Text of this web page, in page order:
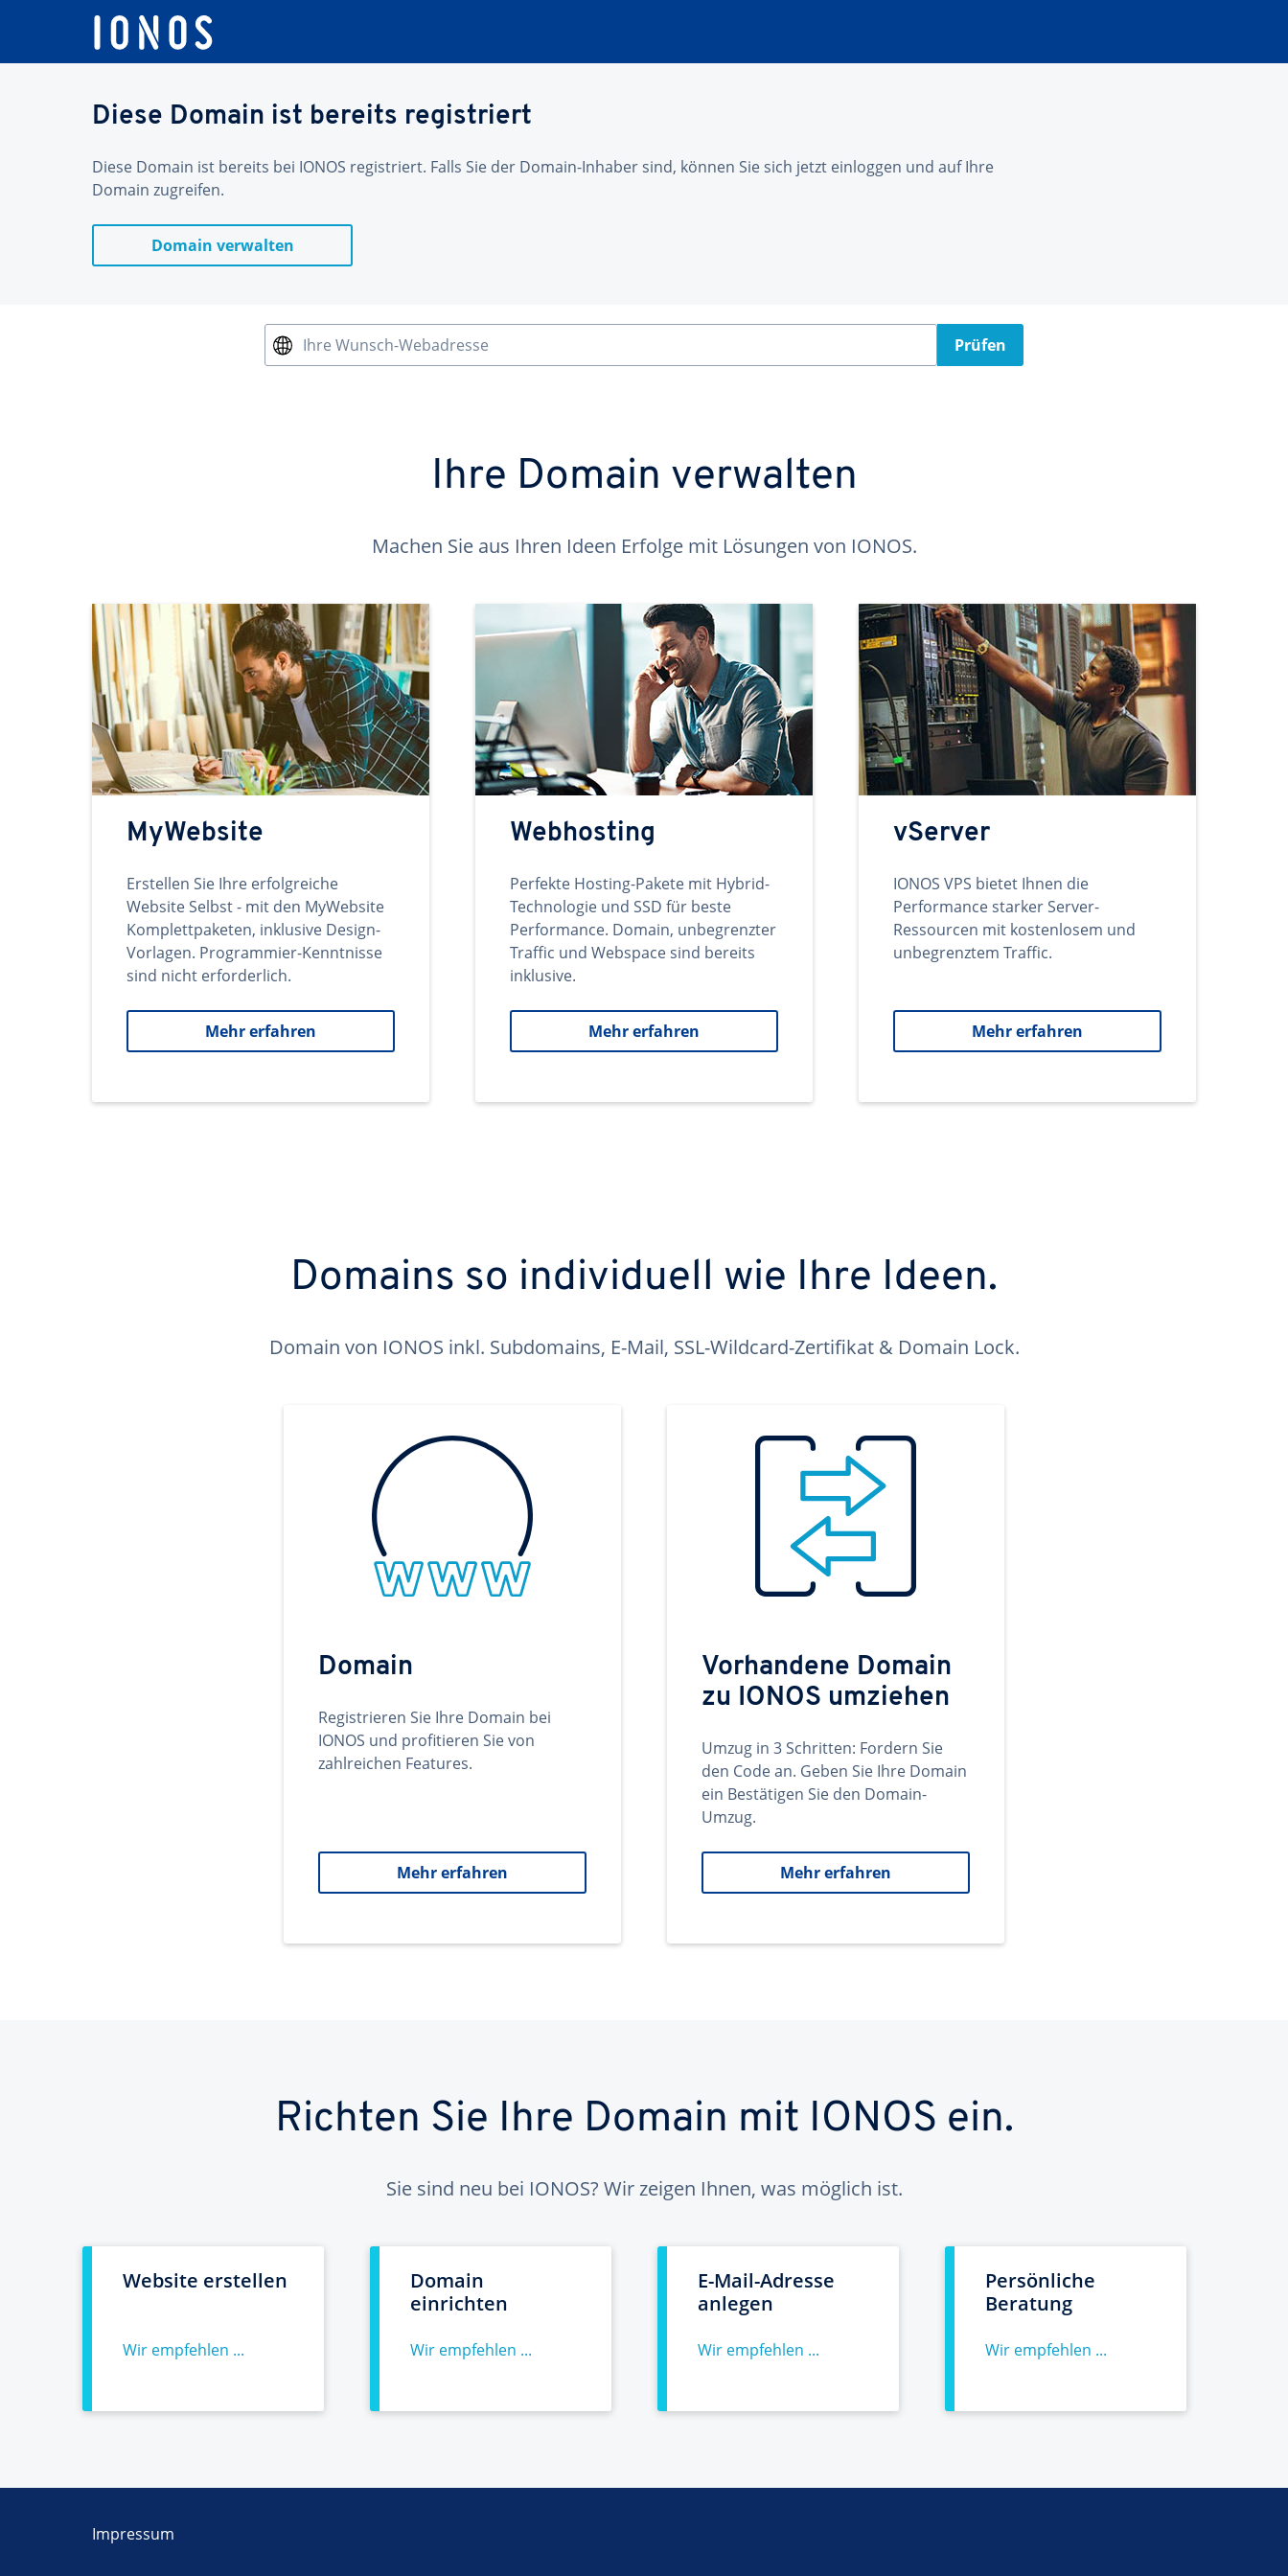
Diese Domain ist bereits registriert
Diese Domain ist bereits bei IONOS registriert. Falls Sie der Domain-Inhaber sind, können Sie sich jetzt einloggen und auf Ihre
Domain zugreifen.
Domain verwalten
Ihre Wunsch-Webadresse Prüfen
Ihre Domain verwalten
Machen Sie aus Ihren Ideen Erfolge mit Lösungen von IONOS.
MyWebsite
Erstellen Sie Ihre erfolgreiche
Website Selbst - mit den MyWebsite
Komplettpaketen, inklusive Design-
Vorlagen. Programmier-Kenntnisse
sind nicht erforderlich.
Mehr erfahren
Webhosting
Perfekte Hosting-Pakete mit Hybrid-
Technologie und SSD für beste
Performance. Domain, unbegrenzter
Traffic und Webspace sind bereits
inklusive.
Mehr erfahren
vServer
IONOS VPS bietet Ihnen die
Performance starker Server-
Ressourcen mit kostenlosem und
unbegrenztem Traffic.
Mehr erfahren
Domains so individuell wie Ihre Ideen.
Domain von IONOS inkl. Subdomains, E-Mail, SSL-Wildcard-Zertifikat & Domain Lock.
Domain
Registrieren Sie Ihre Domain bei
IONOS und profitieren Sie von
zahlreichen Features.
Mehr erfahren
Vorhandene Domain
zu IONOS umziehen
Umzug in 3 Schritten: Fordern Sie
den Code an. Geben Sie Ihre Domain
ein Bestätigen Sie den Domain-
Umzug.
Mehr erfahren
Richten Sie Ihre Domain mit IONOS ein.
Sie sind neu bei IONOS? Wir zeigen Ihnen, was möglich ist.
Website erstellen
Wir empfehlen ...
Domain
einrichten
Wir empfehlen ...
E-Mail-Adresse
anlegen
Wir empfehlen ...
Persönliche
Beratung
Wir empfehlen ...
Impressum